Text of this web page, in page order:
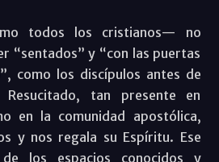
todos los cristianos— no
“sentados” y “con las puertas
como los discípulos antes de
Resucitado, tan presente en
en la comunidad apostólica,
y nos regala su Espíritu. Ese
los espacios conocidos y